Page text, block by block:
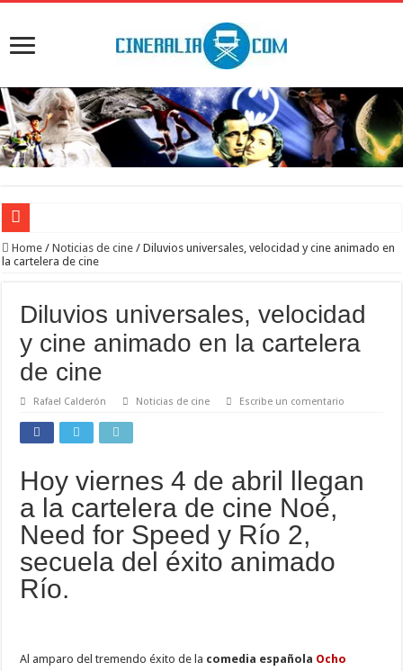
‘El Diablo se viste de Prada 2’. Desaparece la magia
‘La Asistenta’. Dúo perfecto
Crítica de Spider-Man: Brand new day. Un gran poder conlleva una gran película
‘Supergirl’. De 7’5 con fresquito
Home / Noticias de cine / Diluvios universales, velocidad y cine animado en
la cartelera de cine
Diluvios universales, velocidad
y cine animado en la cartelera
de cine
Rafael Calderón Noticias de cine Escribe un comentario
Hoy viernes 4 de abril llegan
a la cartelera de cine Noé,
Need for Speed y Río 2,
secuela del éxito animado
Río.
Al amparo del tremendo éxito de la comedia española Ocho